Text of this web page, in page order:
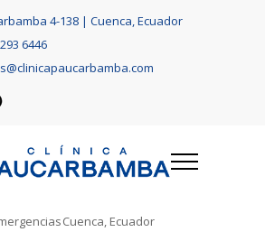
4-138 | Cuenca, Ecuador
6446
Cuenca, Ecuador